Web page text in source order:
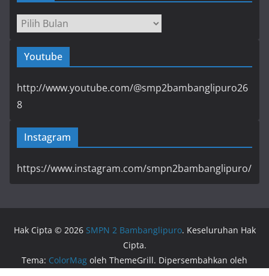
Arsip
Youtube
http://www.youtube.com/@smp2bambanglipuro26
8
Instagram
https://www.instagram.com/smpn2bambanglipuro/
Hak Cipta © 2026 SMPN 2 Bambanglipuro. Keseluruhan Hak
Cipta.
Tema: ColorMag oleh ThemeGrill. Dipersembahkan oleh